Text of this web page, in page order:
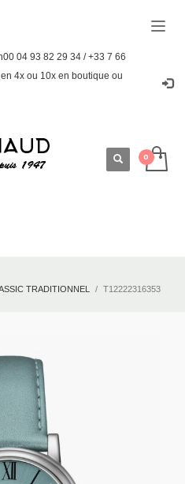
04 93 82 29 34 / +33 7 66
4x ou 10x en boutique ou
TRADITIONNEL T12222316353